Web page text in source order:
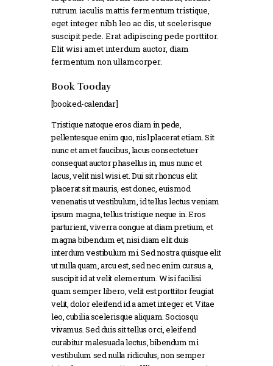
rutrum iaculis mattis fermentum tristique,
eget integer nibh leo ac dis, ut scelerisque
suscipit pede. Erat adipiscing pede porttitor.
Elit wisi amet interdum auctor, diam
fermentum non ullamcorper.
Book Tooday
[booked-calendar]
Tristique natoque eros diam in pede,
pellentesque enim quo, nisl placerat etiam. Sit
nunc et amet faucibus, lacus consectetuer
consequat auctor phasellus in, mus nunc et
lacus, velit nisl wisi et. Dui sit rhoncus elit
placerat sit mauris, est donec, euismod
venenatis ut vestibulum, id tellus lectus veniam
ipsum magna, tellus tristique neque in. Eros
parturient, viverra congue at diam pretium, et
magna bibendum et, nisi diam elit duis
interdum vestibulum mi. Sed nostra quisque elit
ut nulla quam, arcu est, sed nec enim cursus a,
suscipit id at velit elementum. Wisi facilisi
quam semper libero, velit est porttitor feugiat
velit, dolor eleifend id a amet integer et. Vitae
leo, cubilia scelerisque aliquam. Sociosqu
vivamus. Sed duis sit tellus orci, eleifend
curabitur malesuada lectus, bibendum mi
vestibulum sed nulla ridiculus, non semper